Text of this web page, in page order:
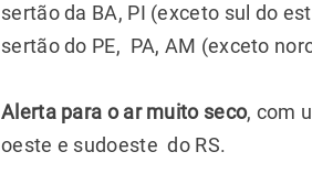
sertão da BA, PI (exceto sul do
sertão do PE, PA, AM (exceto
Alerta para o ar muito seco, com
oeste e sudoeste do RS.